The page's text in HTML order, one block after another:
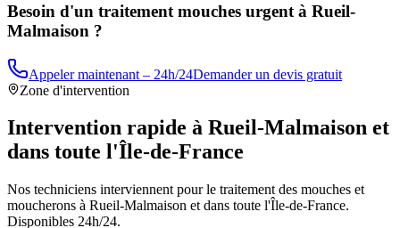
Besoin d'un traitement mouches urgent à Rueil-
Malmaison ?
Appeler maintenant – 24h/24Demander un devis gratuit
Zone d'intervention
Intervention rapide à Rueil-Malmaison et
dans toute l'Île-de-France
Nos techniciens interviennent pour le traitement des mouches et
moucherons à Rueil-Malmaison et dans toute l'Île-de-France.
Disponibles 24h/24.